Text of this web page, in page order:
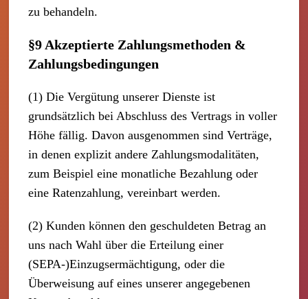
zu behandeln.
§9 Akzeptierte Zahlungsmethoden &
Zahlungsbedingungen
(1) Die Vergütung unserer Dienste ist
grundsätzlich bei Abschluss des Vertrags in voller
Höhe fällig. Davon ausgenommen sind Verträge,
in denen explizit andere Zahlungsmodalitäten,
zum Beispiel eine monatliche Bezahlung oder
eine Ratenzahlung, vereinbart werden.
(2) Kunden können den geschuldeten Betrag an
uns nach Wahl über die Erteilung einer
(SEPA-)Einzugsermächtigung, oder die
Überweisung auf eines unserer angegebenen